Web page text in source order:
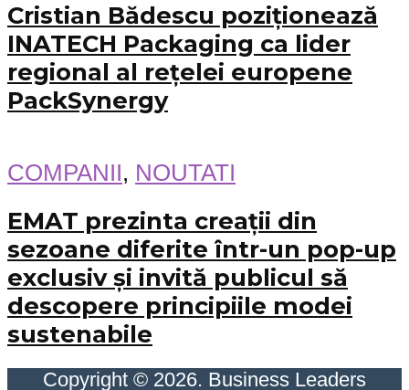
Cristian Bădescu poziționează
INATECH Packaging ca lider
regional al rețelei europene
PackSynergy
COMPANII, NOUTATI
EMAT prezinta creații din
sezoane diferite într-un pop-up
exclusiv și invită publicul să
descopere principiile modei
sustenabile
Copyright © 2026. Business Leaders